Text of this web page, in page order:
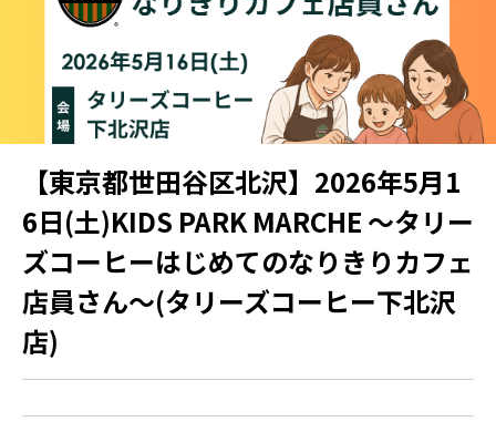
【東京都世田谷区北沢】2026年5月1
6日(土)KIDS PARK MARCHE 〜タリー
ズコーヒーはじめてのなりきりカフェ
店員さん〜(タリーズコーヒー下北沢
店)